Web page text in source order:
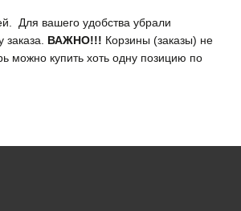
Для вашего удобства убрали
ВАЖНО!!! Корзины (заказы) не
можно купить хоть одну позицию по